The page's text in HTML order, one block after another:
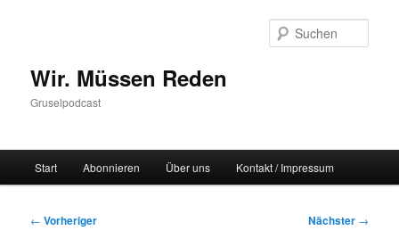
Wir. Müssen Reden
Gruselpodcast
Start Abonnieren Über uns Kontakt / Impressum
Beitragsnavigation
← Vorheriger Nächster →